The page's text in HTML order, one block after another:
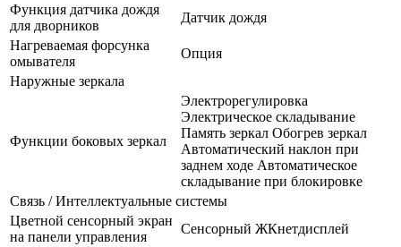
Функция датчика дождя
для дворников
Датчик дождя
Нагреваемая форсунка
омывателя
Опция
Наружные зеркала
Функции боковых зеркал
Электрорегулировка
Электрическое складывание
Память зеркал Обогрев зеркал
Автоматический наклон при
заднем ходе Автоматическое
складывание при блокировке
Связь / Интеллектуальные системы
Цветной сенсорный экран
на панели управления
Сенсорный ЖКнетдисплей